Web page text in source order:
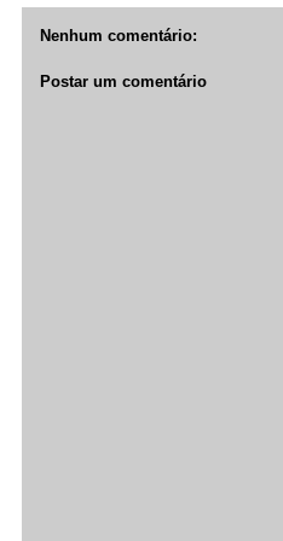
Nenhum comentário:
Postar um comentário